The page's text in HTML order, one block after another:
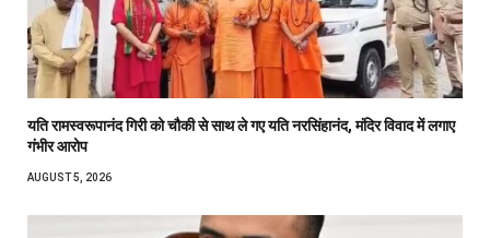
यति रामस्वरूपानंद गिरी को चौकी से साथ ले गए यति नरसिंहानंद, मंदिर विवाद में लगाए
गंभीर आरोप
AUGUST 5, 2026